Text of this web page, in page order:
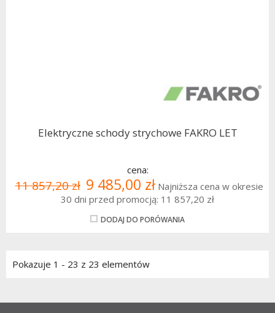
Elektryczne schody strychowe FAKRO LET
cena:
11 857,20 zł 9 485,00 zł Najniższa cena w okresie
30 dni przed promocją: 11 857,20 zł
DODAJ DO PORÓWANIA
Pokazuje 1 - 23 z 23 elementów